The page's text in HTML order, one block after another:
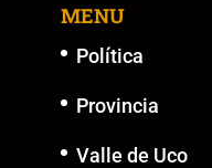
MENU
Política
Provincia
Valle de Uco